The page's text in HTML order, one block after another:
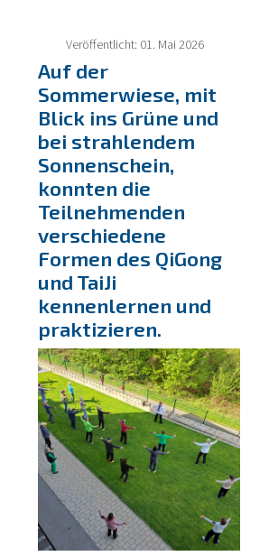
Veröffentlicht: 01. Mai 2026
Auf der
Sommerwiese, mit
Blick ins Grüne und
bei strahlendem
Sonnenschein,
konnten die
Teilnehmenden
verschiedene
Formen des QiGong
und TaiJi
kennenlernen und
praktizieren.